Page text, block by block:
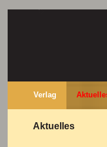
Verlag
Aktuelles